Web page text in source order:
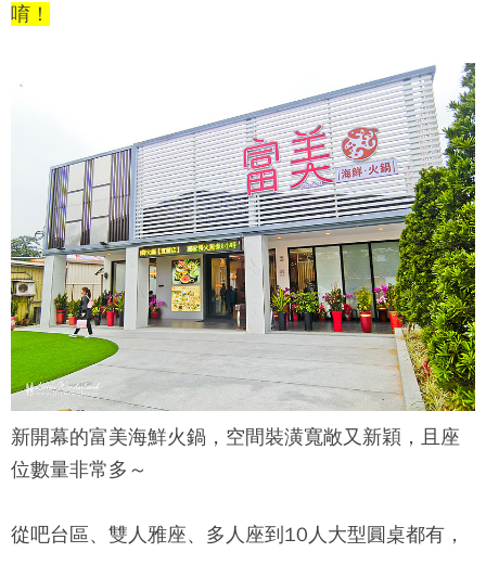
唷！
新開幕的富美海鮮火鍋 ，空間裝潢寬敞又新穎，且座
位數量非常多～
從吧台區、雙人雅座、多人座到10人大型圓桌都有，